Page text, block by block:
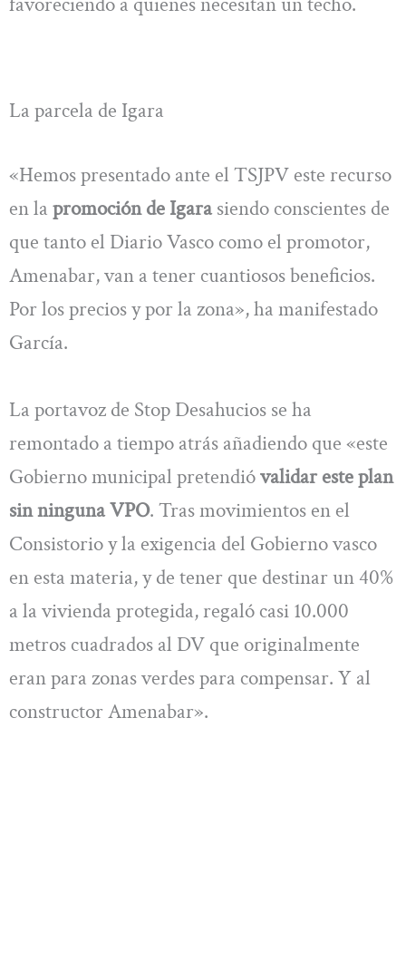
La parcela de Igara
«Hemos presentado ante el TSJPV este recurso
en la promoción de Igarasiendo conscientes de
que tanto el Diario Vasco como el promotor,
Amenabar, van a tener cuantiosos beneficios.
Por los precios y por la zona», ha manifestado
García.
La portavoz de Stop Desahucios se ha
remontado a tiempo atrás añadiendo que «este
Gobierno municipal pretendióvalidar este plan
sin ninguna VPO. Tras movimientos en el
Consistorio y la exigencia del Gobierno vasco
en esta materia, y de tener que destinar un 40%
a la vivienda protegida, regaló casi 10.000
metros cuadrados al DV que originalmente
eran para zonas verdes para compensar. Y al
constructor Amenabar».